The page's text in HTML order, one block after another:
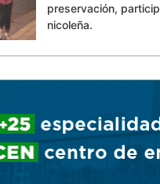
preservación,
nicoleña.